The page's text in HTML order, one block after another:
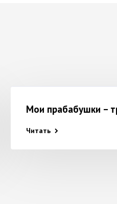
Мои прабабушки –
Читать